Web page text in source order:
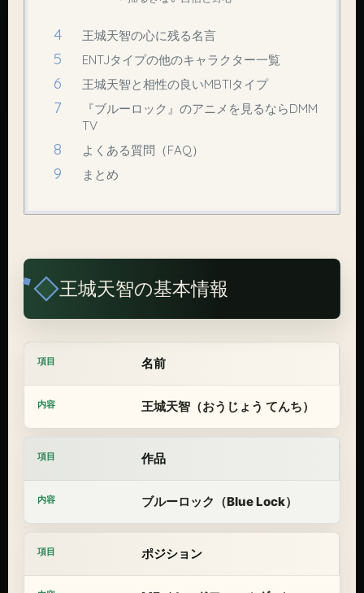
王城天智の心に残る名言
ENTJタイプの他のキャラクター一覧
王城天智と相性の良いMBTIタイプ
『ブルーロック』のアニメを見るならDMM
TV
よくある質問（FAQ）
まとめ
王城天智の基本情報
名前
王城天智（おうじょう てんち）
作品
ブルーロック（Blue Lock）
ポジション